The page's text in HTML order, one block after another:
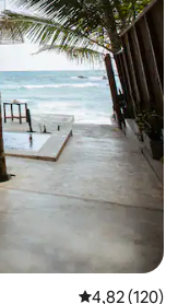
4,82 ud af 5 i
4,82 (120)